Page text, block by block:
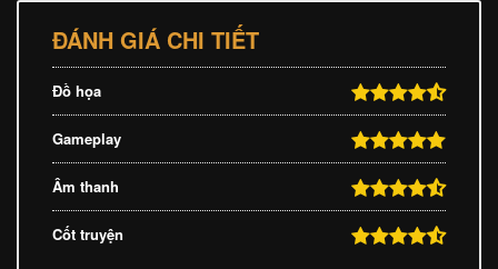
ĐÁNH GIÁ CHI TIẾT
Đồ họa
Gameplay
Âm thanh
Cốt truyện